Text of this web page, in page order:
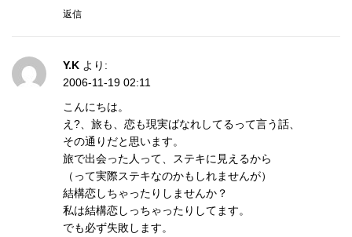
返信
Y.K より:
2006-11-19 02:11
こんにちは。
え?、旅も、恋も現実ばなれしてるって言う話、
その通りだと思います。
旅で出会った人って、ステキに見えるから
（って実際ステキなのかもしれませんが）
結構恋しちゃったりしませんか？
私は結構恋しっちゃったりしてます。
でも必ず失敗します。